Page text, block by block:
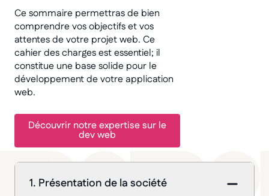
Ce sommaire permettras de bien
comprendre vos objectifs et vos
attentes de votre projet web. Ce
cahier des charges est essentiel; il
constitue une base solide pour le
développement de votre application
web.
Découvrir notre expertise sur le
dev web
1. Présentation de la société